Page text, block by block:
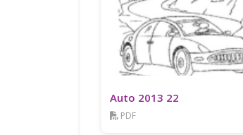
Auto 2013 22
PDF